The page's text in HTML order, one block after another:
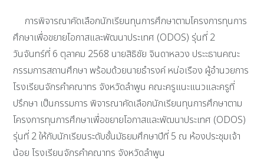
การพิจารณาคัดเลือกนักเรียนทุนการศึกษาตามโครงการทุนการ
ศึกษาเพื่อขยายโอกาสและพัฒนาประเทศ (ODOS) รุ่นที่ 2
วันจันทร์ที่ 6 ตุลาคม 2568 นายสิธิชัย จินดาหลวง ประะธานคณะ
กรรมการสถานศึกษา พร้อมด้วยนายธำรงค์ หน่อเรือง ผู้อำนวยการ
โรงเรียนจักรคำคณาทร จังหวัดลำพูน คณะครูแนะแนวและครูที่
ปรึกษา เป็นกรรมการ พิจารณาคัดเลือกนักเรียนทุนการศึกษาตาม
โครงการทุนการศึกษาเพื่อขยายโอกาสและพัฒนาประเทศ (ODOS)
รุ่นที่ 2 ให้กับนักเรียนระดับชั้นมัธยมศึกษาปีที่ 5 ณ ห้องประชุมเจ้า
น้อย โรงเรียนจักรคำคณาทร จังหวัดลำพูน